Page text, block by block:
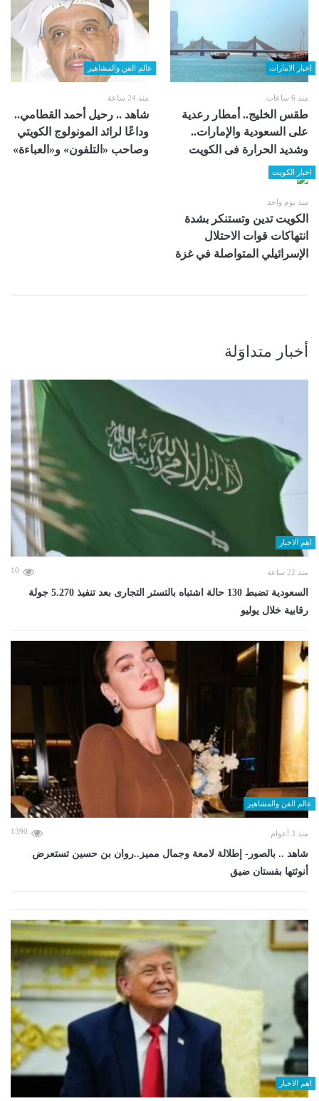
اخبار الامارات
منذ 6 ساعات
طقس الخليج.. أمطار رعدية
على السعودية والإمارات..
وشديد الحرارة فى الكويت
عالم الفن والمشاهير
منذ 24 ساعة
شاهد .. رحيل أحمد القطامي..
وداعًا لرائد المونولوج الكويتي
وصاحب «التلفون» و«العباءة»
اخبار الكويت
منذ يوم واحد
الكويت تدين وتستنكر بشدة
انتهاكات قوات الاحتلال
الإسرائيلي المتواصلة في غزة
أخبار متداوَلة
اهم الاخبار
منذ 22 ساعة 10
السعودية تضبط 130 حالة اشتباه بالتستر التجارى بعد تنفيذ 5.270 جولة
رقابية خلال يوليو
عالم الفن والمشاهير
منذ 3 أعوام 1390
شاهد .. بالصور- إطلالة لامعة وجمال مميز..روان بن حسين تستعرض
أنوثتها بفستان ضيق
اهم الاخبار